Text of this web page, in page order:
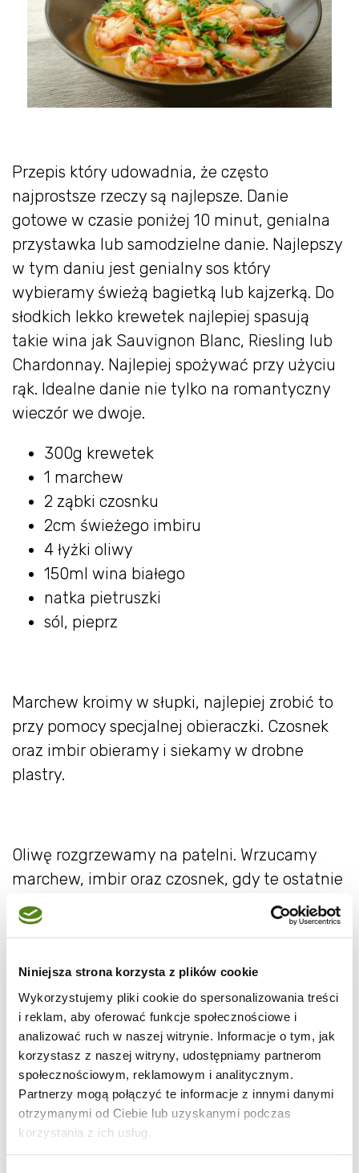
Niniejsza strona korzysta z plików cookie
Wykorzystujemy pliki cookie do spersonalizowania treści
i reklam, aby oferować funkcje społecznościowe i
analizować ruch w naszej witrynie. Informacje o tym, jak
korzystasz z naszej witryny, udostępniamy partnerom
społecznościowym, reklamowym i analitycznym.
Partnerzy mogą połączyć te informacje z innymi danymi
otrzymanymi od Ciebie lub uzyskanymi podczas
korzystania z ich usług.
Przepis który udowadnia, że często
najprostsze rzeczy są najlepsze. Danie
gotowe w czasie poniżej 10 minut, genialna
przystawka lub samodzielne danie. Najlepszy
w tym daniu jest genialny sos który
wybieramy świeżą bagietką lub kajzerką. Do
słodkich lekko krewetek najlepiej spasują
takie wina jak Sauvignon Blanc, Riesling lub
Chardonnay. Najlepiej spożywać przy użyciu
rąk. Idealne danie nie tylko na romantyczny
wieczór we dwoje.
300g krewetek
1 marchew
2 ząbki czosnku
2cm świeżego imbiru
4 łyżki oliwy
150ml wina białego
natka pietruszki
sól, pieprz
Marchew kroimy w słupki, najlepiej zrobić to
przy pomocy specjalnej obieraczki. Czosnek
oraz imbir obieramy i siekamy w drobne
plastry.
Oliwę rozgrzewamy na patelni. Wrzucamy
marchew, imbir oraz czosnek, gdy te ostatnie
zaczną wydzielać aromat wrzucamy krewetki
i smażymy przez 1 minutę.
Dodajemy wino i przykrywamy patelnię
pokrywką. Redukujemy ogień na średni i
dusimy całość 4 minuty.
Wykładamy na głębokie talerze razem z
sosem. Posypujemy siekaną natką pietruszki.